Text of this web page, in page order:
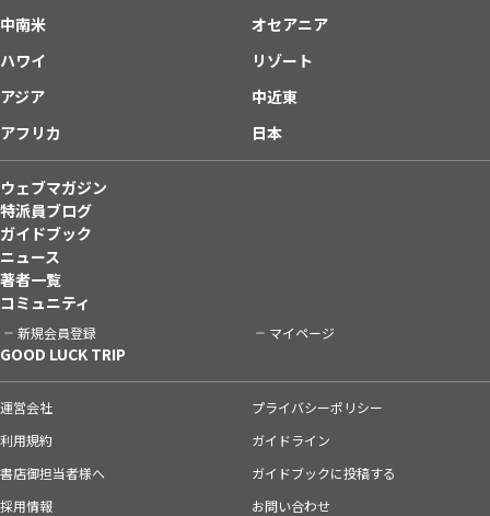
中南米
オセアニア
ハワイ
リゾート
アジア
中近東
アフリカ
日本
ウェブマガジン
特派員ブログ
ガイドブック
ニュース
著者一覧
コミュニティ
新規会員登録 マイページ
GOOD LUCK TRIP
運営会社
プライバシーポリシー
利用規約
ガイドライン
書店御担当者様へ
ガイドブックに投稿する
採用情報
お問い合わせ